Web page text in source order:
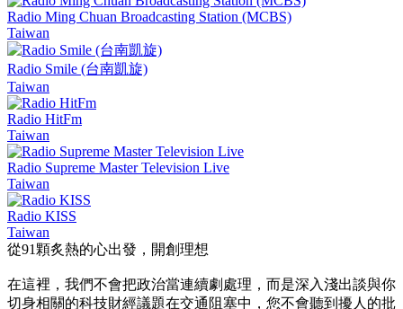
Radio Ming Chuan Broadcasting Station (MCBS)
Taiwan
Radio Smile (台南凱旋)
Taiwan
Radio HitFm
Taiwan
Radio Supreme Master Television Live
Taiwan
Radio KISS
Taiwan
從91顆炙熱的心出發，開創理想
在這裡，我們不會把政治當連續劇處理，而是深入淺出談與你
切身相關的科技財經議題在交通阻塞中，您不會聽到擾人的批